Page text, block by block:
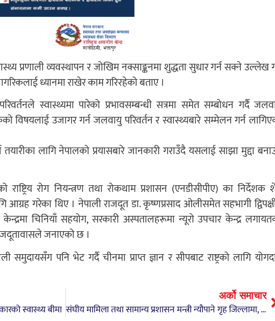
प्रणाली व्यवस्थापन र जोखिम नक्साङ्कनमा शुद्धता सुधार गर्न सक्ने उल्लेख
ध्यानमा राखेर काम गरिरहेको बताए ।
स्वास्थ्यमा पारेको प्रभावसम्बन्धी सत्रमा समेत सम्बोधन गर्दै
विषयलाई उजागर गर्न जलवायु परिवर्तन र स्वास्थ्यबारे सम्मेलन गर्न
लागि नेपालको प्रयासबारे जानकारी गराउँदै यसलाई साझा मुद्दा
राष्ट्रिय रोग नियन्त्रण तथा रोकथाम प्रशासन (एनडीसीपीए) का निर्देशक
आग्रह गरेका थिए । नेपाली राजदूत डा. कृष्णप्रसाद ओलीसमेत सहभागी
चिनियाँ सहयोग, सरकारी अस्पतालहरूमा न्यूरो उपचार केन्द्र
जनाएको छ ।
समुदायसँग पनि भेट गर्दै चीनमा प्राप्त ज्ञान र सीपबाट राष्ट्रको लागि
स्वास्थ्य बीमा
अर्को समाचार
संघीय मामिला तथा सामान्य प्रशासन मन्त्री न्यौपाने गृह जिल्लामा, तनहुँको विकासमा निरन्तर लाग्ने प्रतिबद्धता